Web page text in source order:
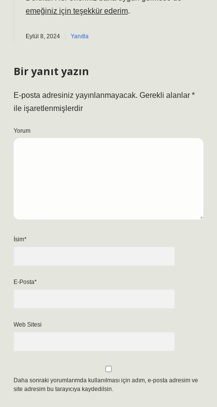
emeğiniz için teşekkür ederim.
Eylül 8, 2024 Yanıtla
Bir yanıt yazın
E-posta adresiniz yayınlanmayacak. Gerekli alanlar *
ile işaretlenmişlerdir
Yorum
İsim*
E-Posta*
Web Sitesi
Daha sonraki yorumlarımda kullanılması için adım, e-posta adresim ve
site adresim bu tarayıcıya kaydedilsin.